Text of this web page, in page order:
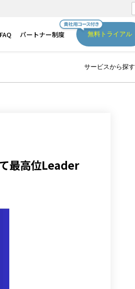
パートナー制度 無料トライアル
サービスから探す
最高位Leader